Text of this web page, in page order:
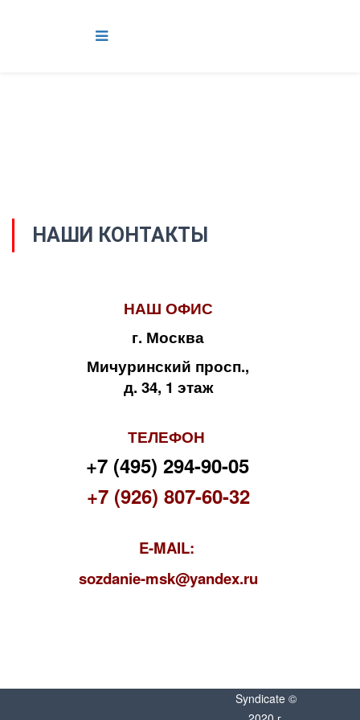
НАШИ КОНТАКТЫ
НАШ ОФИС
г. Москва
Мичуринский просп.,
д. 34, 1 этаж
ТЕЛЕФОН
+7 (495) 294-90-05
+7 (926) 807-60-32
E-MAIL:
sozdanie-msk@yandex.ru
Syndicate ©